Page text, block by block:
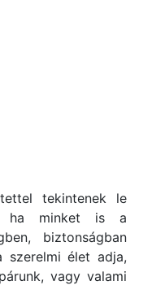
tekintenek le
ha minket is a
biztonságban
szerelmi élet adja,
vagy valami